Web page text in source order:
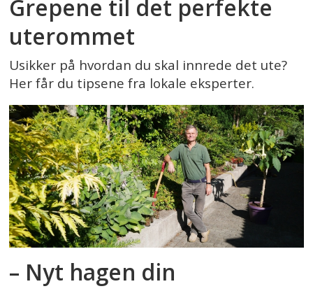
Grepene til det perfekte
uterommet
Usikker på hvordan du skal innrede det ute?
Her får du tipsene fra lokale eksperter.
– Nyt hagen din